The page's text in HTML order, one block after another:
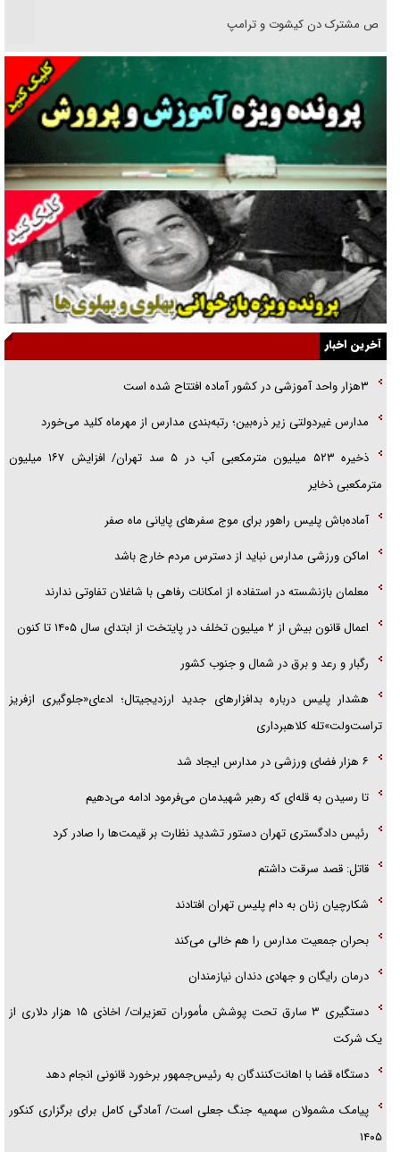
رقص مشترک دن کیشوت و ترامپ
دنده دولت به واگذاری مسئله‌دار ایران‌خودرو/ خصوصی‌سازی یا انحصار؟
غریزه‌ی بقا و آقای باقی و رفقا
جراحی‌های زیبایی با مدرک فوق‌دیپلم! + گفت‌وگو با متهم
گفت‌وگو با همسر یکی از شهدای جنگ رمضان/ پیکر بی‌سر شهید را از
انگشت‌های پا شناسایی کردیم
نسلی که آنلاین الگو می‌گیرد
گفت‌وگو با آیت‌الله جاودان/ جفای مخالفان مکانت معنوی رهبر شهید را
ارتقا می‌داد
راننده مست به قانون می‌خندد
همه آقای دوربینی شده‌ایم!
قصه ناتمام سرویس مدارس
آیا مقاومت فلسطین خلع‌سلاح می‌شود؟
آخرین اخبار
۳هزار واحد آموزشی در کشور آماده افتتاح شده است
مدارس غیردولتی زیر ذره‌بین؛ رتبه‌بندی مدارس از مهرماه کلید می‌خورد
ذخیره ۵۲۳ میلیون مترمکعبی آب در ۵ سد تهران/ افزایش ۱۶۷ میلیون
مترمکعبی ذخایر
آماده‌باش پلیس راهور برای موج سفرهای پایانی ماه صفر
اماکن ورزشی مدارس نباید از دسترس مردم خارج باشد
معلمان بازنشسته در استفاده از امکانات رفاهی با شاغلان تفاوتی ندارند
اعمال قانون بیش از ۲ میلیون تخلف در پایتخت از ابتدای سال ۱۴۰۵ تا کنون
رگبار و رعد و برق در شمال و جنوب کشور
هشدار پلیس درباره بدافزارهای جدید ارزدیجیتال؛ ادعای«جلوگیری ازفریز
تراست‌ولت»تله کلاهبرداری
۶ هزار فضای ورزشی در مدارس ایجاد شد
تا رسیدن به قله‌ای که رهبر شهیدمان می‌فرمود ادامه می‌دهیم
رئیس دادگستری تهران دستور تشدید نظارت بر قیمت‌ها را صادر کرد
قاتل: قصد سرقت داشتم
شکارچیان زنان به دام پلیس تهران افتادند
بحران جمعیت مدارس را هم خالی می‌کند
درمان رایگان و جهادی دندان نیازمندان
دستگیری ۳ سارق تحت پوشش مأموران تعزیرات/ اخاذی ۱۵ هزار دلاری از
یک شرکت
دستگاه قضا با اهانت‌کنندگان به رئیس‌جمهور برخورد قانونی انجام دهد
پیامک مشمولان سهمیه جنگ جعلی است/ آمادگی کامل برای برگزاری کنکور
۱۴۰۵